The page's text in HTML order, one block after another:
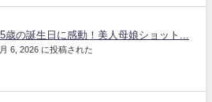
歳の誕生日に感動！美人母娘ショット...
6, 2026 に投稿された